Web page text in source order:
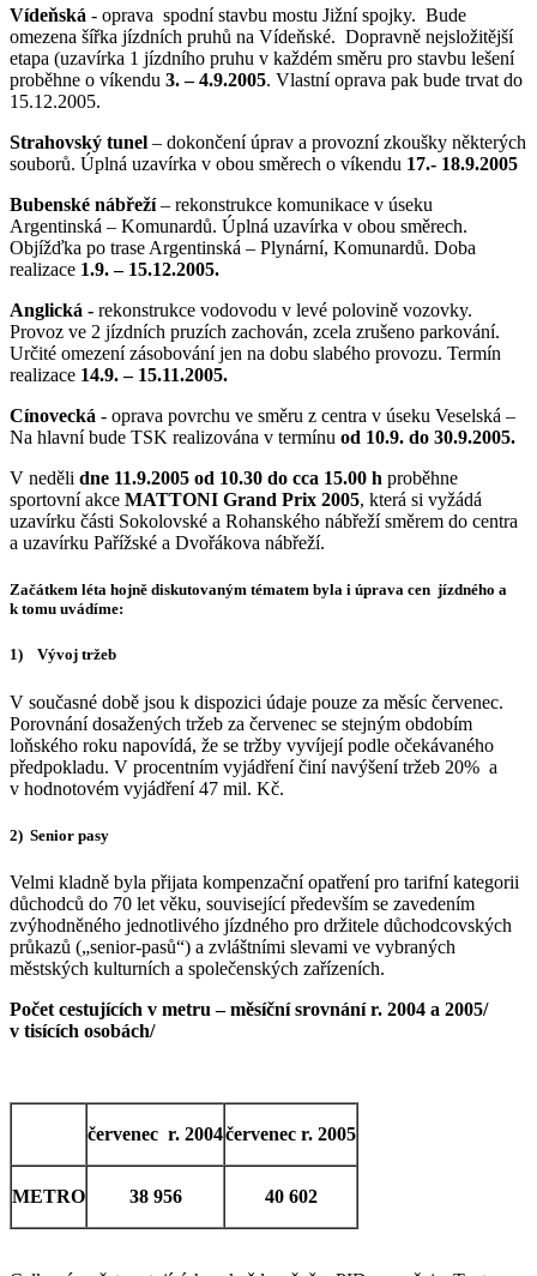
Vídeňská - oprava spodní stavbu mostu Jižní spojky. Bude
omezena šířka jízdních pruhů na Vídeňské. Dopravně nejsložitější
etapa (uzavírka 1 jízdního pruhu v každém směru pro stavbu lešení
proběhne o víkendu 3. – 4.9.2005. Vlastní oprava pak bude trvat do
15.12.2005.
Strahovský tunel – dokončení úprav a provozní zkoušky některých
souborů. Úplná uzavírka v obou směrech o víkendu 17.- 18.9.2005
Bubenské nábřeží– rekonstrukce komunikace v úseku
Argentinská – Komunardů. Úplná uzavírka v obou směrech.
Objížďka po trase Argentinská – Plynární, Komunardů. Doba
realizace 1.9. – 15.12.2005.
Anglická - rekonstrukce vodovodu v levé polovině vozovky.
Provoz ve 2 jízdních pruzích zachován, zcela zrušeno parkování.
Určité omezení zásobování jen na dobu slabého provozu. Termín
realizace 14.9. – 15.11.2005.
Cínovecká - oprava povrchu ve směru z centra v úseku Veselská –
Na hlavní bude TSK realizována v termínu od 10.9. do 30.9.2005.
V neděli dne 11.9.2005 od 10.30 do cca 15.00 h proběhne
sportovní akce MATTONI Grand Prix 2005, která si vyžádá
uzavírku části Sokolovské a Rohanského nábřeží směrem do centra
a uzavírku Pařížské a Dvořákova nábřeží.
Začátkem léta hojně diskutovaným tématem byla i úprava cen jízdného a
k tomu uvádíme:
1) Vývoj tržeb
V současné době jsou k dispozici údaje pouze za měsíc červenec.
Porovnání dosažených tržeb za červenec se stejným obdobím
loňského roku napovídá, že se tržby vyvíjejí podle očekávaného
předpokladu. V procentním vyjádření činí navýšení tržeb 20% a
v hodnotovém vyjádření 47 mil. Kč.
2) Senior pasy
Velmi kladně byla přijata kompenzační opatření pro tarifní kategorii
důchodců do 70 let věku, související především se zavedením
zvýhodněného jednotlivého jízdného pro držitele důchodcovských
průkazů („senior-pasů“) a zvláštními slevami ve vybraných
městských kulturních a společenských zařízeních.
Počet cestujících v metru – měsíční srovnání r. 2004 a 2005/
v tisících osobách/
červenec r. 2004červenec r. 2005
METRO 38 956 40 602